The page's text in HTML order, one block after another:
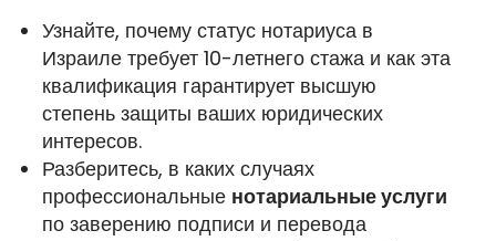
Узнайте, почему статус нотариуса в
Израиле требует 10-летнего стажа и как эта
квалификация гарантирует высшую
степень защиты ваших юридических
интересов.
Разберитесь, в каких случаях
профессиональные нотариальные услуги
по заверению подписи и перевода